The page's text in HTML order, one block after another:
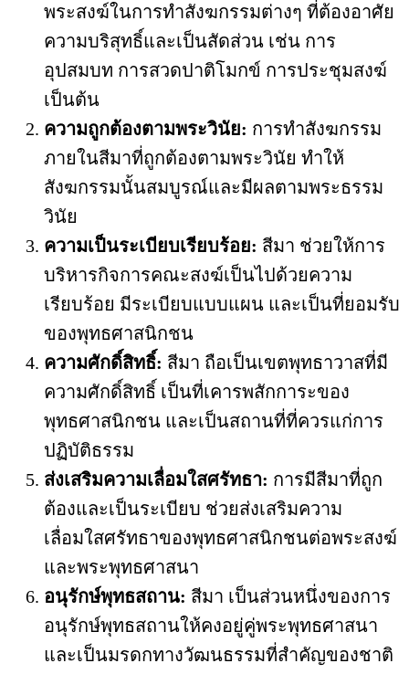
พระสงฆ์ในการทำสังฆกรรมต่างๆ ที่ต้องอาศัย
ความบริสุทธิ์และเป็นสัดส่วน เช่น การ
อุปสมบท การสวดปาติโมกข์ การประชุมสงฆ์
เป็นต้น
ความถูกต้องตามพระวินัย: การทำสังฆกรรม
ภายในสีมาที่ถูกต้องตามพระวินัย ทำให้
สังฆกรรมนั้นสมบูรณ์และมีผลตามพระธรรม
วินัย
ความเป็นระเบียบเรียบร้อย: สีมา ช่วยให้การ
บริหารกิจการคณะสงฆ์เป็นไปด้วยความ
เรียบร้อย มีระเบียบแบบแผน และเป็นที่ยอมรับ
ของพุทธศาสนิกชน
ความศักดิ์สิทธิ์: สีมา ถือเป็นเขตพุทธาวาสที่มี
ความศักดิ์สิทธิ์ เป็นที่เคารพสักการะของ
พุทธศาสนิกชน และเป็นสถานที่ที่ควรแก่การ
ปฏิบัติธรรม
ส่งเสริมความเลื่อมใสศรัทธา: การมีสีมาที่ถูก
ต้องและเป็นระเบียบ ช่วยส่งเสริมความ
เลื่อมใสศรัทธาของพุทธศาสนิกชนต่อพระสงฆ์
และพระพุทธศาสนา
อนุรักษ์พุทธสถาน: สีมา เป็นส่วนหนึ่งของการ
อนุรักษ์พุทธสถานให้คงอยู่คู่พระพุทธศาสนา
และเป็นมรดกทางวัฒนธรรมที่สำคัญของชาติ